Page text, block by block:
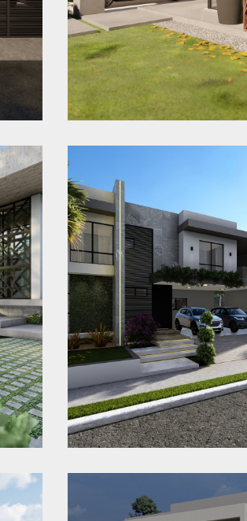
Residencial Via
Casa NR
Jaraguá do Sul - SC